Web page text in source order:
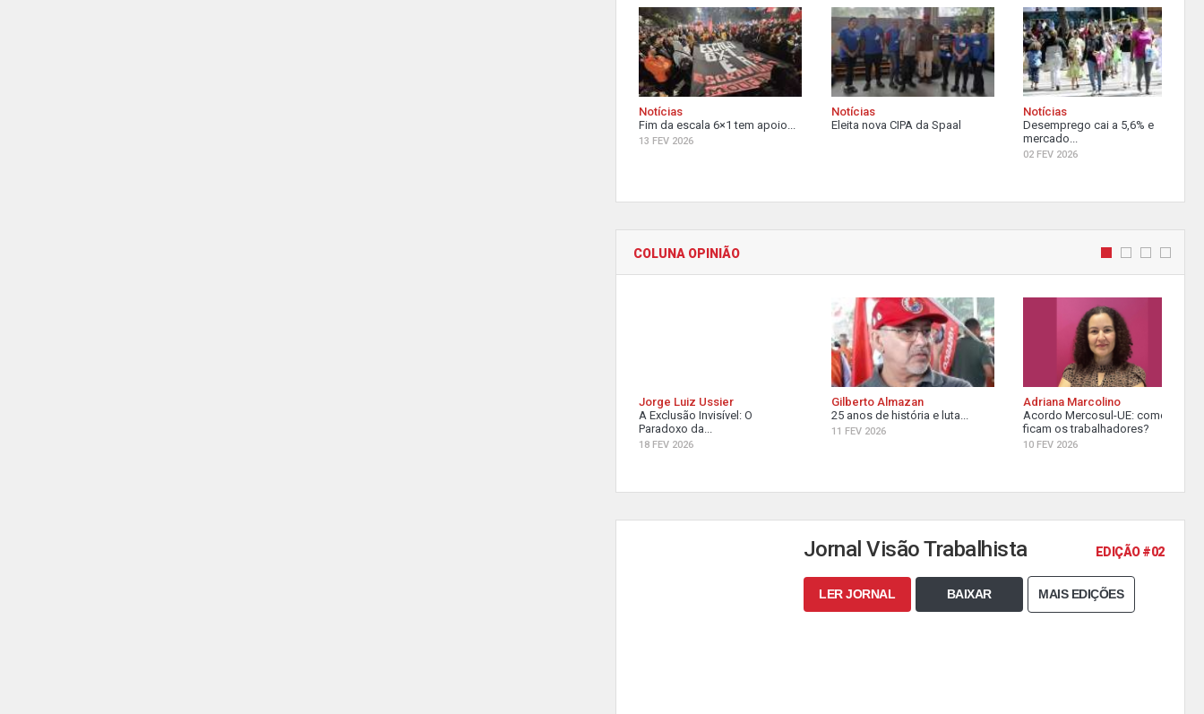
Notícias
Fim da escala 6×1 tem apoio...
13 FEV 2026
Notícias
Eleita nova CIPA da Spaal
Notícias
Desemprego cai a 5,6% e
mercado...
02 FEV 2026
COLUNA OPINIÃO
Jorge Luiz Ussier
A Exclusão Invisível: O
Paradoxo da...
18 FEV 2026
Gilberto Almazan
25 anos de história e luta...
11 FEV 2026
Adriana Marcolino
Acordo Mercosul-UE: como
ficam os trabalhadores?
10 FEV 2026
Jornal Visão Trabalhista EDIÇÃO #02
LER JORNAL BAIXAR MAIS EDIÇÕES